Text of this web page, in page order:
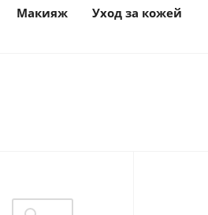
Макияж Уход за кожей